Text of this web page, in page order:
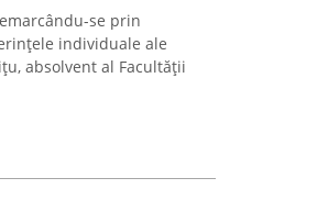
se prin
individuale ale
absolvent al Facultății